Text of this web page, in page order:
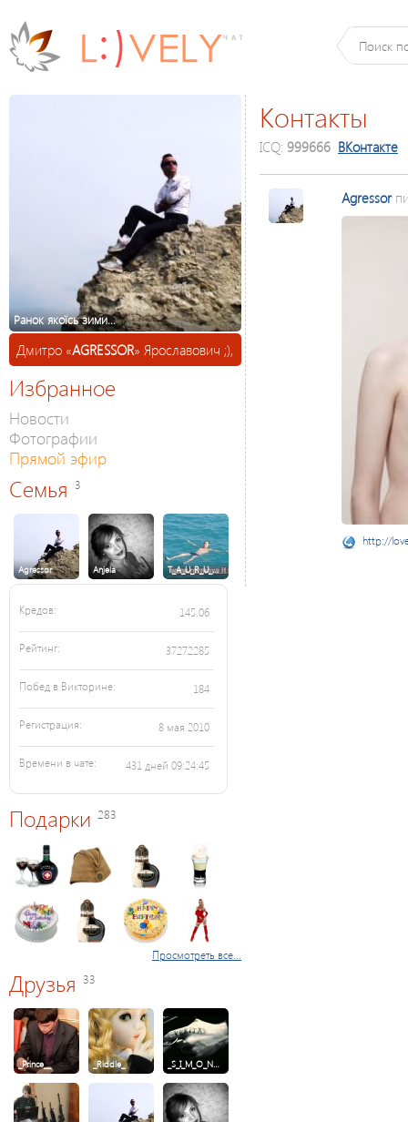
Ранок якоїсь зими...
Дмитро «AGRESSOR» Ярославович ;),
Избранное
Новости
Фотографии
Прямой эфир
Семья 3
Agressor Anjela T_A_U_R_U_…
Кредов: 145.06
Рейтинг: 37272285
Побед в Викторине: 184
Регистрация: 8 мая 2010
Времени в чате: 431 дней 09:24:45
Подарки 283
Просмотреть все...
Друзья 33
_Prince__ _Riddle_ _S_I_M_O_N…
Контакты
ICQ: 999666 ВКонтакте
Agressor
http://